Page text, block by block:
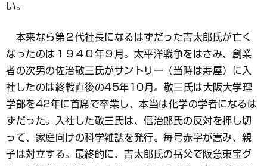
い。
本来なら第２代社長になるはずだった吉太郎氏が亡く
なったのは１９４０年９月。太平洋戦争をはさみ、創業
者の次男の佐治敬三氏がサントリー（当時は寿屋）に入
社したのは終戦直後の45年10月。敬三氏は大阪大学理
学部を42年に首席で卒業し、本当は化学の学者になるは
ずだった。入社した敬三氏は、信治郎氏の反対を押し切
って、家庭向けの科学雑誌を発行。毎号赤字が嵩み、親
子は対立する。最終的に、吉太郎氏の岳父で阪急東宝グ